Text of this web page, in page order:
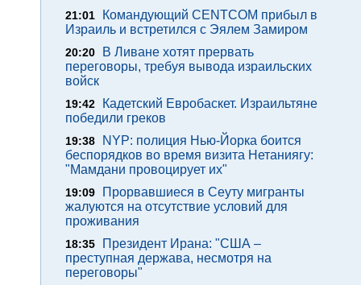
21:01
Командующий CENTCOM прибыл в
Израиль и встретился с Эялем Замиром
20:20
В Ливане хотят прервать
переговоры, требуя вывода израильских
войск
19:42
Кадетский Евробаскет. Израильтяне
победили греков
19:38
NYP: полиция Нью-Йорка боится
беспорядков во время визита Нетаниягу:
"Мамдани провоцирует их"
19:09
Прорвавшиеся в Сеуту мигранты
жалуются на отсутствие условий для
проживания
18:35
Президент Ирана: "США –
преступная держава, несмотря на
переговоры"